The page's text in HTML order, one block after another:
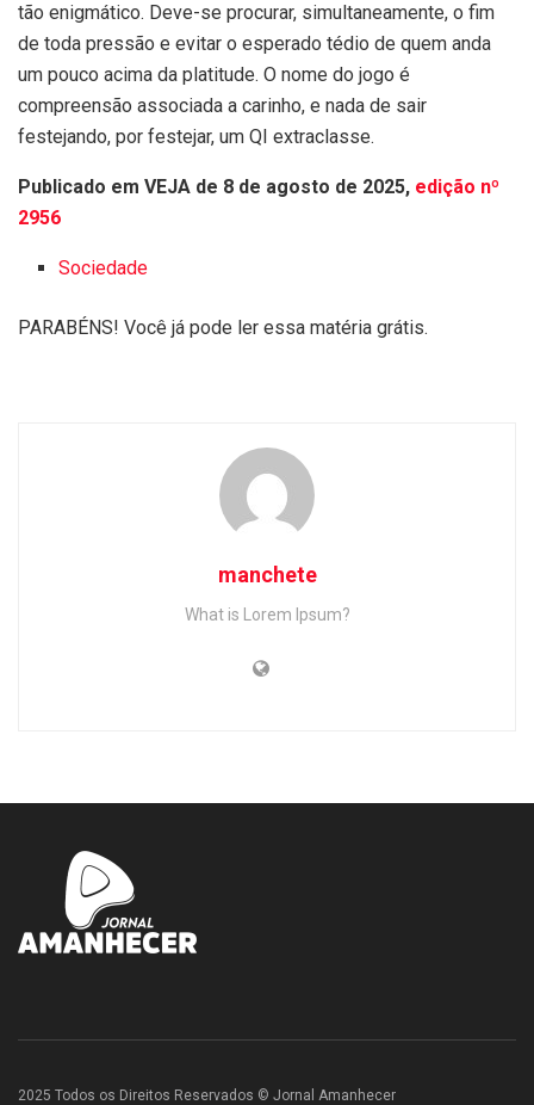
tão enigmático. Deve-se procurar, simultaneamente, o fim
de toda pressão e evitar o esperado tédio de quem anda
um pouco acima da platitude. O nome do jogo é
compreensão associada a carinho, e nada de sair
festejando, por festejar, um QI extraclasse.
Publicado em VEJA de 8 de agosto de 2025, edição nº
2956
Sociedade
PARABÉNS! Você já pode ler essa matéria grátis.
manchete
What is Lorem Ipsum?
2025 Todos os Direitos Reservados © Jornal Amanhecer